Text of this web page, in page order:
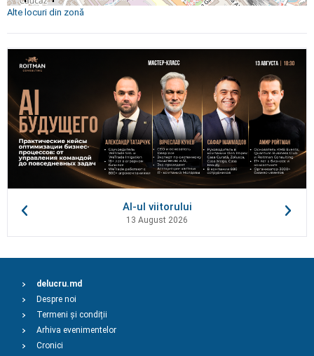
Alte locuri din zonă
AI-ul viitorului
13 August 2026
delucru.md
Despre noi
Termeni și condiții
Arhiva evenimentelor
Cronici